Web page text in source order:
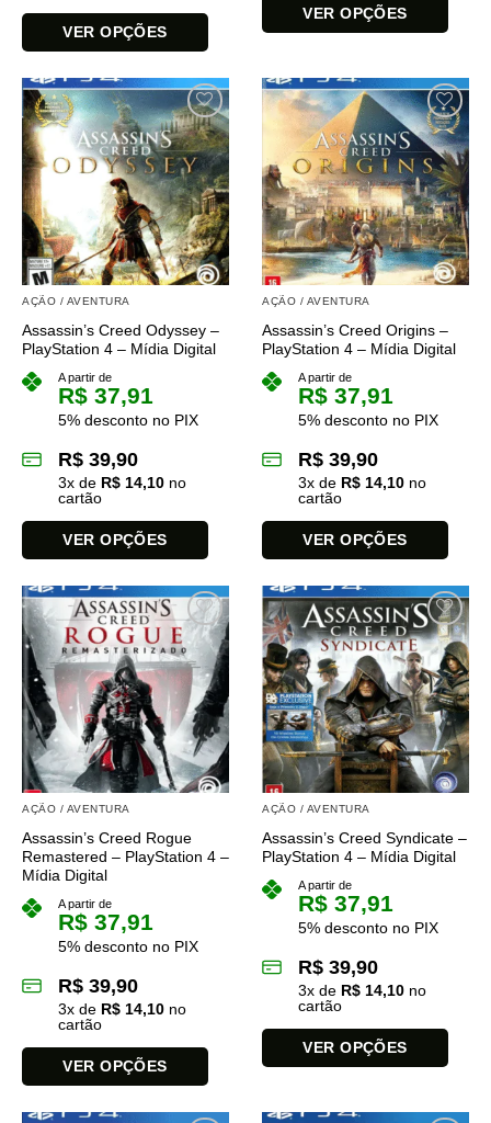
VER OPÇÕES
produto
tem
várias
variantes.
As
opções
podem
ser
escolhidas
do
produto
VER OPÇÕES
tem
várias
variantes.
opções
podem
ser
escolhidas
na
página
produto
AÇÃO / AVENTURA
Assassin’s Creed Odyssey –
PlayStation 4 – Mídia Digital
A partir de
R$ 37,91
5% desconto no PIX
R$ 39,90
3x de R$ 14,10 no
cartão
VER OPÇÕES
produto
tem
várias
variantes.
As
opções
podem
ser
escolhidas
do
produto
AÇÃO / AVENTURA
Assassin’s Creed Origins –
PlayStation 4 – Mídia Digital
A partir de
R$ 37,91
5% desconto no PIX
R$ 39,90
3x de R$ 14,10 no
cartão
VER OPÇÕES
produto
tem
várias
variantes.
As
opções
podem
ser
escolhidas
do
produto
AÇÃO / AVENTURA
Assassin’s Creed Rogue
Remastered – PlayStation 4 –
Mídia Digital
A partir de
R$ 37,91
5% desconto no PIX
R$ 39,90
3x de R$ 14,10 no
cartão
VER OPÇÕES
produto
AÇÃO / AVENTURA
Assassin’s Creed Syndicate –
PlayStation 4 – Mídia Digital
A partir de
R$ 37,91
5% desconto no PIX
R$ 39,90
3x de R$ 14,10 no
cartão
VER OPÇÕES